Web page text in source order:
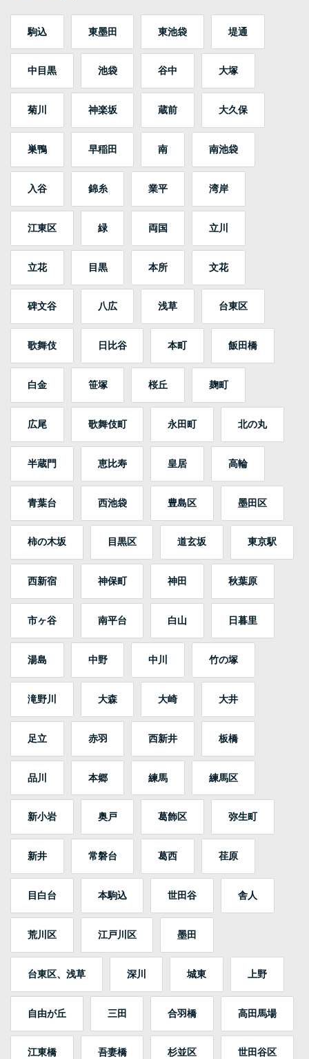
駒込 東墨田 東池袋 堤通
中目黒 池袋 谷中 大塚
菊川 神楽坂 蔵前 大久保
巣鴨 早稲田 南 南池袋
入谷 錦糸 業平 湾岸
江東区 緑 両国 立川
立花 目黒 本所 文花
碑文谷 八広 浅草 台東区
歌舞伎 日比谷 本町 飯田橋
白金 笹塚 桜丘 麹町
広尾 歌舞伎町 永田町 北の丸
半蔵門 恵比寿 皇居 高輪
青葉台 西池袋 豊島区 墨田区
柿の木坂 目黒区 道玄坂 東京駅
西新宿 神保町 神田 秋葉原
市ヶ谷 南平台 白山 日暮里
湯島 中野 中川 竹の塚
滝野川 大森 大崎 大井
足立 赤羽 西新井 板橋
品川 本郷 練馬 練馬区
新小岩 奥戸 葛飾区 弥生町
新井 常磐台 葛西 荏原
目白台 本駒込 世田谷 舎人
荒川区 江戸川区 墨田
台東区、浅草 深川 城東 上野
自由が丘 三田 合羽橋 高田馬場
江東橋 吾妻橋 杉並区 世田谷区